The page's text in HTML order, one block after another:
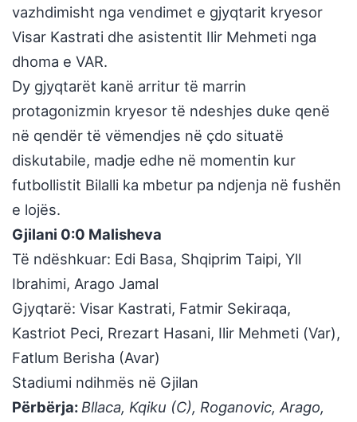
vazhdimisht nga vendimet e gjyqtarit kryesor
Visar Kastrati dhe asistentit Ilir Mehmeti nga
dhoma e VAR.
Dy gjyqtarët kanë arritur të marrin
protagonizmin kryesor të ndeshjes duke qenë
në qendër të vëmendjes në çdo situatë
diskutabile, madje edhe në momentin kur
futbollistit Bilalli ka mbetur pa ndjenja në fushën
e lojës.
Gjilani 0:0 Malisheva
Të ndëshkuar: Edi Basa, Shqiprim Taipi, Yll
Ibrahimi, Arago Jamal
Gjyqtarë: Visar Kastrati, Fatmir Sekiraqa,
Kastriot Peci, Rrezart Hasani, Ilir Mehmeti (Var),
Fatlum Berisha (Avar)
Stadiumi ndihmës në Gjilan
Përbërja:Bllaca, Kqiku (C), Roganovic, Arago,